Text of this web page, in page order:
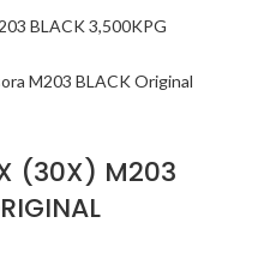
(30X) M203